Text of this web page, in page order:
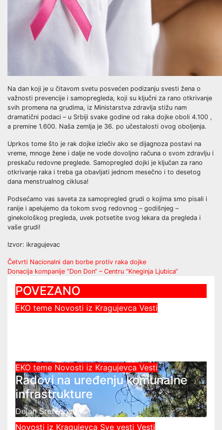
Na dan koji je u čitavom svetu posvećen podizanju svesti žena o
važnosti prevencije i samopregleda, koji su ključni za rano otkrivanje
svih promena na grudima, iz Ministarstva zdravlja stižu nam
dramatični podaci – u Srbiji svake godine od raka dojke oboli 4.100 ,
a premine 1.600. Naša zemlja je 36. po učestalosti ovog oboljenja.
Uprkos tome što je rak dojke izlečiv ako se dijagnoza postavi na
vreme, mnoge žene i dalje ne vode dovoljno računa o svom zdravlju i
preskaču redovne preglede. Samopregled dojki je ključan za rano
otkrivanje raka i treba ga obavljati jednom mesečno i to desetog
dana menstrualnog ciklusa!
Podsećamo vas saveta za samopregled grudi o kojima smo pisali i
ranije i apelujemo da tokom svog redovnog – godišnjeg –
ginekološkog pregleda, uvek potsetite svog lekara da pregleda i
vaše grudi!
Izvor: ikragujevac
Post
navigation
Četvrti Nacionalni dan borbe protiv raka dojke
Donacija kompanije “Don Don“ – Centru “Kneginja Ljubica“
POVEZANO
EKO teme Novosti iz Kragujevca Vesti
EKO teme Novosti iz Kragujevca Vesti
Radovi na uređenju komunalne
infrastrukture
Dejan Sretenovic
Novosti iz Kragujevca Sve vesti Vesti